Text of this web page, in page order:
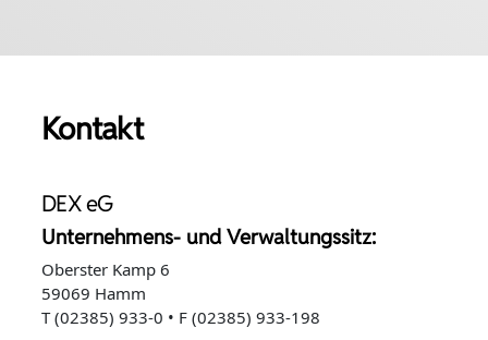
Kontakt
DEX eG
Unternehmens- und Verwaltungssitz:
Oberster Kamp 6
59069 Hamm
T (02385) 933-0 • F (02385) 933-198